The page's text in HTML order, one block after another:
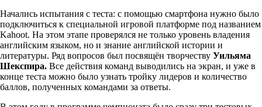
Начались испытания с теста: с помощью смартфона нужно было
подключиться к специальной игровой платформе под названием
Kahoot. На этом этапе проверялся не только уровень владения
английским языком, но и знание английской истории и
литературы. Ряд вопросов был посвящён творчеству Уильяма
Шекспира. Все действия команд выводились на экран, и уже в
конце теста можно было узнать тройку лидеров и количество
баллов, полученных командами за ответы.